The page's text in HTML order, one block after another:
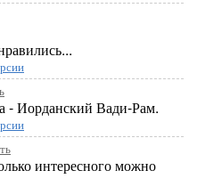
- Иорданский Вади-Рам.
интересного можно